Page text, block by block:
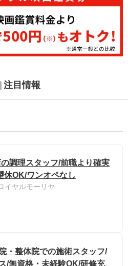
注目情報
調理スタッフ/前職より確実
休OK/ワンオペなし
イヤルモーリヤ
・整体院での施術スタッフ/
/無資格・未経験OK/研修充